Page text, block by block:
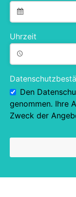
Uhrzeit
Den
genommen. Ihre
Zweck der
should